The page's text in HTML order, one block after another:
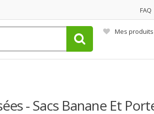
FAQ
Mes
- Sacs Banane Et